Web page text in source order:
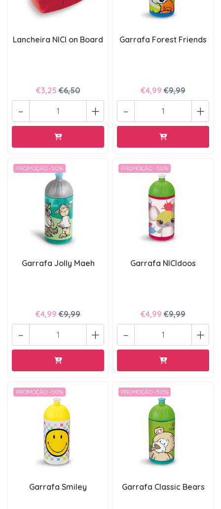
Lancheira NICI on Board
€3,25 €6,50
+
-
Garrafa Forest Friends
€4,99 €9,99
+
-
PROMOÇÃO -50%
Garrafa Jolly Maeh
€4,99 €9,99
+
-
PROMOÇÃO -50%
Garrafa NICIdoos
€4,99 €9,99
+
-
PROMOÇÃO -50%
Garrafa Smiley
PROMOÇÃO -50%
Garrafa Classic Bears